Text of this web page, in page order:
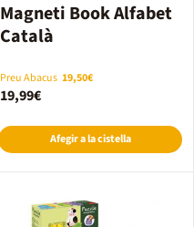
Magneti Book Alfabet
Català
Preu Abacus 19,50€
19,99€
Afegir a la cistella